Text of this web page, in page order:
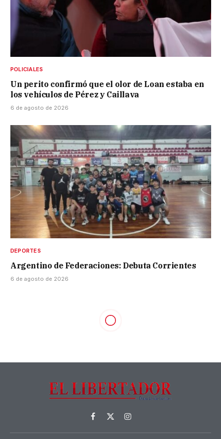
POLICIALES
Un perito confirmó que el olor de Loan estaba en
los vehículos de Pérez y Caillava
6 de agosto de 2026
DEPORTES
Argentino de Federaciones: Debuta Corrientes
6 de agosto de 2026
Facebook
X
(Twitter)
Instagram